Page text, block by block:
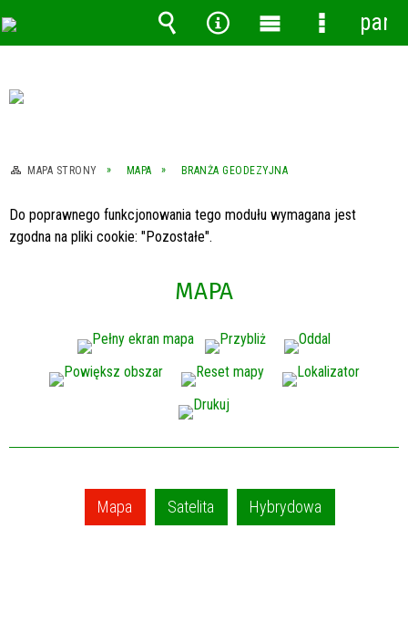
MAPA STRONY MAPA BRANŻA GEODEZYJNA
Do poprawnego funkcjonowania tego modułu wymagana jest
zgodna na pliki cookie: "Pozostałe".
MAPA
Mapa Satelita Hybrydowa
Wyszukiwarka
Narzędzia
MenuMenu